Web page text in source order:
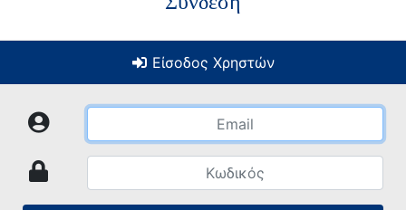
Είσοδος Χρηστών